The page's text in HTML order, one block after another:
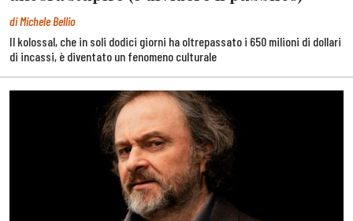
di Michele Bellio
Il kolossal, che in soli dodici giorni ha oltrepassato i 650 milioni di dollari
di incassi, è diventato un fenomeno culturale